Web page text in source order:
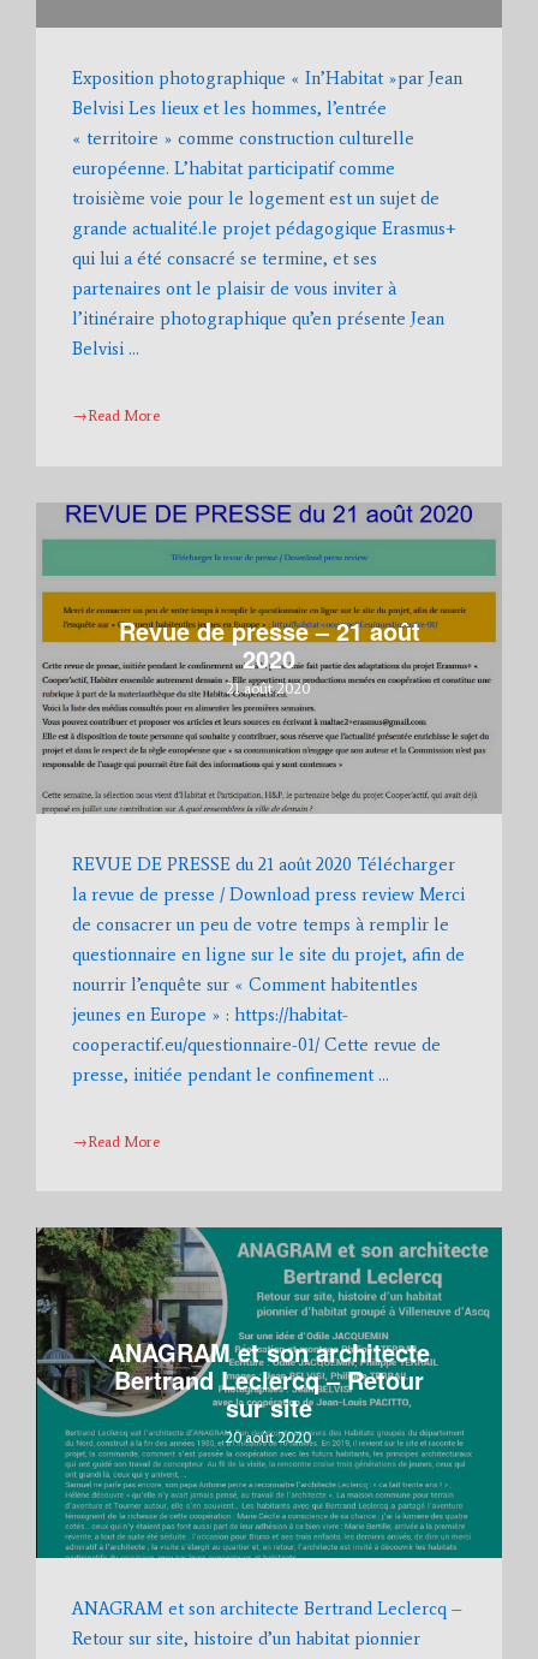
Exposition photographique « In’Habitat »par Jean
Belvisi Les lieux et les hommes, l’entrée
« territoire » comme construction culturelle
européenne. L’habitat participatif comme
troisième voie pour le logement est un sujet de
grande actualité.le projet pédagogique Erasmus+
qui lui a été consacré se termine, et ses
partenaires ont le plaisir de vous inviter à
l’itinéraire photographique qu’en présente Jean
Belvisi …
→Read More
Revue de presse – 21 août
2020
21 août 2020
REVUE DE PRESSE du 21 août 2020 Télécharger
la revue de presse / Download press review Merci
de consacrer un peu de votre temps à remplir le
questionnaire en ligne sur le site du projet, afin de
nourrir l’enquête sur « Comment habitentles
jeunes en Europe » : https://habitat-
cooperactif.eu/questionnaire-01/ Cette revue de
presse, initiée pendant le confinement …
→Read More
ANAGRAM et son architecte
Bertrand Leclercq – Retour
sur site
20 août 2020
ANAGRAM et son architecte Bertrand Leclercq –
Retour sur site, histoire d’un habitat pionnier